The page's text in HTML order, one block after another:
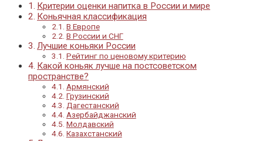
Критерии оценки напитка в России и мире
Коньячная классификация
В Европе
В России и СНГ
Лучшие коньяки России
Рейтинг по ценовому критерию
Какой коньяк лучше на постсоветском
пространстве?
Армянский
Грузинский
Дагестанский
Азербайджанский
Молдавский
Казахстанский